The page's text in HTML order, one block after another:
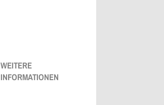
WEITERE
INFORMATIONEN